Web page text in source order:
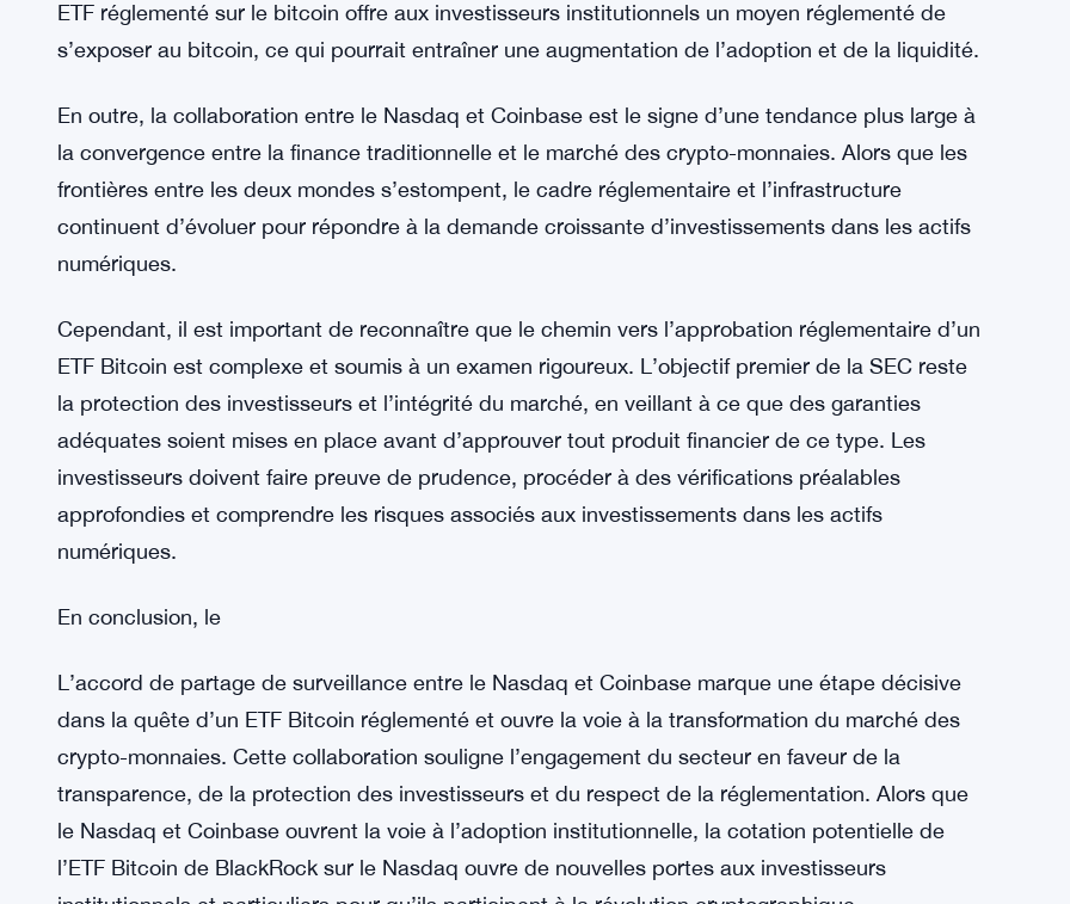
la décision de la SEC soit en suspens, cette collaboration entre le Nasdaq et Coinbase
témoigne de leur détermination à satisfaire aux exigences réglementaires et à offrir un moyen
La cotation potentielle de l’ETF Bitcoin de BlackRock sur le Nasdaq a des implications
transformatrices pour le marché des crypto-monnaies. Elle marque un tournant dans l’évolution
du secteur, les institutions financières traditionnelles adoptant la classe d’actifs numériques. Un
ETF réglementé sur le bitcoin offre aux investisseurs institutionnels un moyen réglementé de
En outre, la collaboration entre le Nasdaq et Coinbase est le signe d’une tendance plus large à
la convergence entre la finance traditionnelle et le marché des crypto-monnaies. Alors que les
frontières entre les deux mondes s’estompent, le cadre réglementaire et l’infrastructure
continuent d’évoluer pour répondre à la demande croissante d’investissements dans les actifs
numériques.
ETF Bitcoin est complexe et soumis à un examen rigoureux. L’objectif premier de la SEC reste
adéquates soient mises en place avant d’approuver tout produit financier de ce type. Les
investisseurs doivent faire preuve de prudence, procéder à des vérifications préalables
approfondies et comprendre les risques associés aux investissements dans les actifs
numériques.
En conclusion, le